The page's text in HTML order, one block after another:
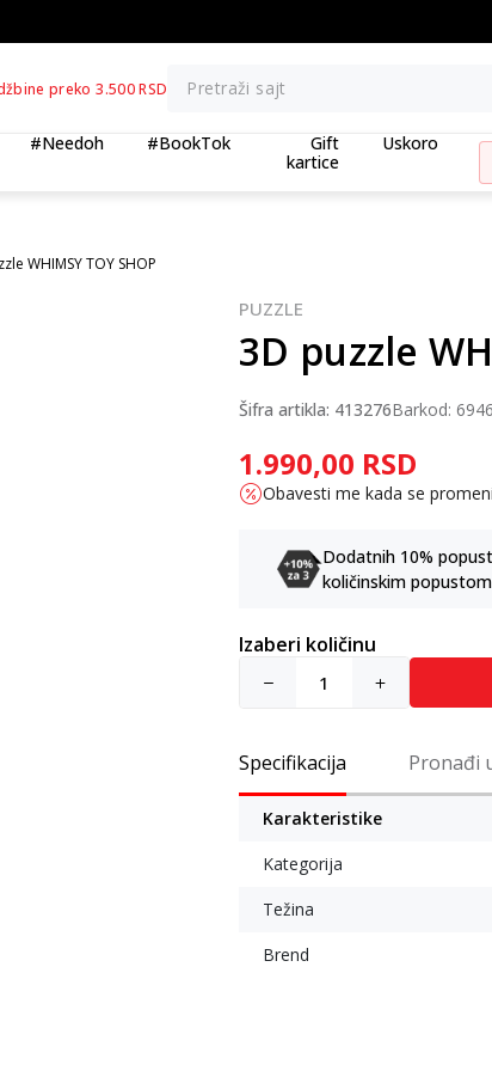
preko 3.500 RSD Pretraži sajt
#Needoh #BookTok
Gift
kartice
Uskoro
WHIMSY TOY SHOP
PUZZLE
3D puzzle
Šifra artikla: 413276Barkod:
1.990,00 RSD
Obavesti me kada se
Dodatnih 10%
količinskim
Izaberi količinu
Specifikacija Pronađi
Karakteristike
Kategorija
Težina
Brend